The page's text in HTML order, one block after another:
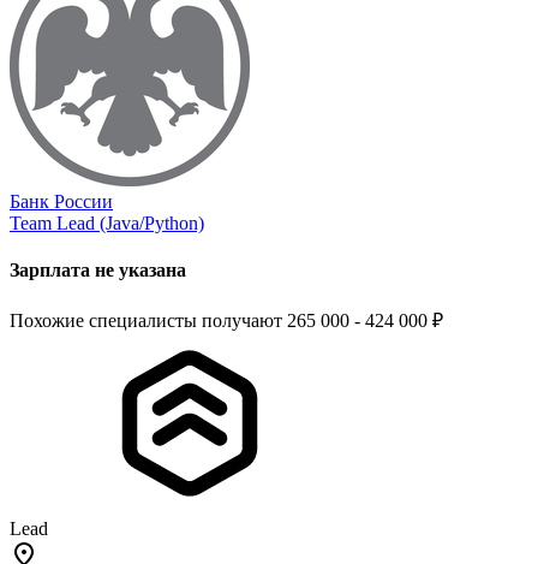
Банк России
Team Lead (Java/Python)
Зарплата не указана
Похожие специалисты получают 265 000 - 424 000 ₽
Lead